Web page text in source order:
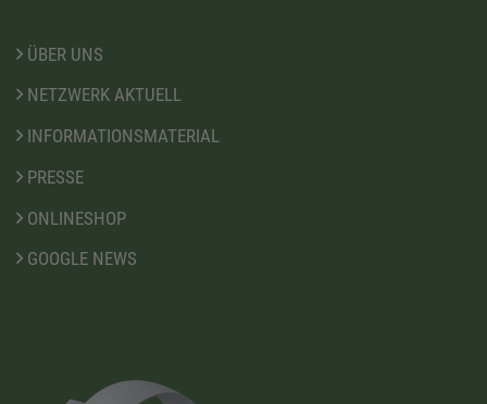
ÜBER UNS
NETZWERK AKTUELL
INFORMATIONSMATERIAL
PRESSE
ONLINESHOP
GOOGLE NEWS